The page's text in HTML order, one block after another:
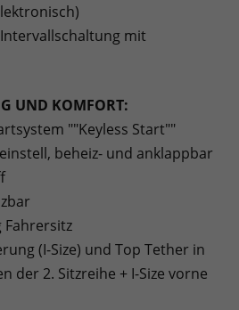
mit
UND KOMFORT:
""Keyless Start""
beheiz- und anklappbar
Fahrersitz
(I-Size) und Top Tether in
der 2. Sitzreihe + I-Size vorne